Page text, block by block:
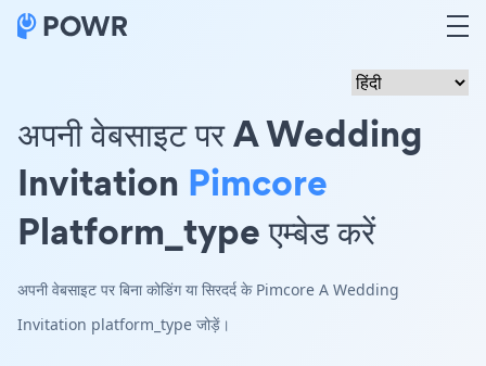
अपनी वेबसाइट पर A Wedding
Invitation Pimcore
Platform_type एम्बेड करें
अपनी वेबसाइट पर बिना कोडिंग या सिरदर्द के Pimcore A Wedding
Invitation platform_type जोड़ें।